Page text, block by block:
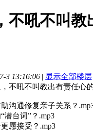
不吼不叫教
3 13:16:06 | 显示全部楼层
沟通修复亲子关系？
潜台词”？.mp3
愿接受？.mp3